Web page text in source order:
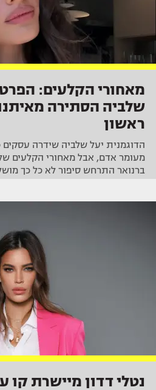
מאחורי הקלעים:
שלביה הסתירה
ראשון
הדוגמנית יעל שלביה שידרה עסקים
מעומר אדם, אבל מאחורי הקלעים
ברנואר התרחש סיפור לא כל כך
נטלי דדון מיישרת קו